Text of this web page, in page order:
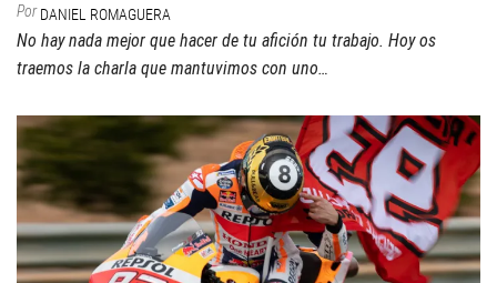
Por DANIEL ROMAGUERA
No hay nada mejor que hacer de tu afición tu trabajo. Hoy os
traemos la charla que mantuvimos con uno…